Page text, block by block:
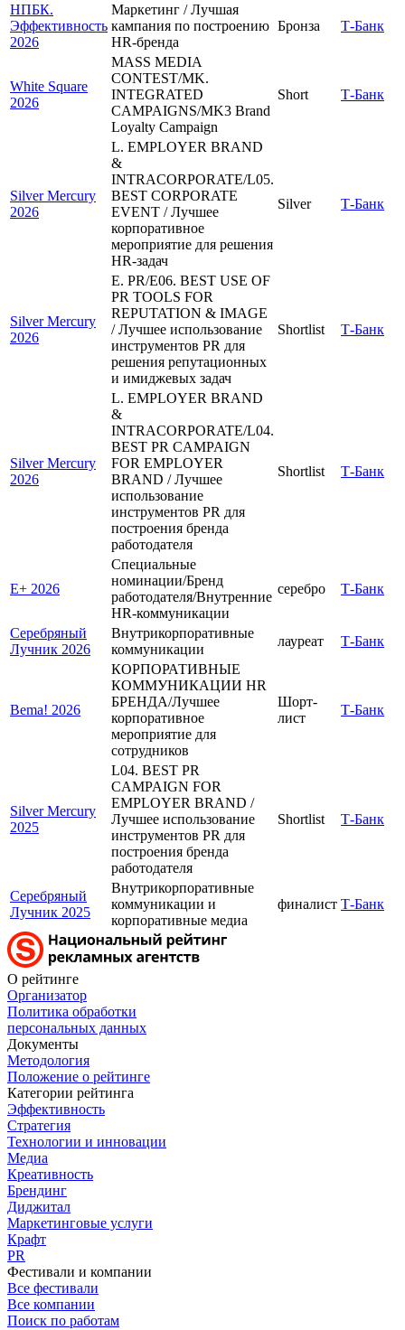
НПБК.
Эффективность
2026
Маркетинг / Лучшая
кампания по построению
HR-бренда
Бронза Т-Банк
White Square
2026
MASS MEDIA
CONTEST/MK.
INTEGRATED
CAMPAIGNS/MK3 Brand
Loyalty Campaign
Short Т-Банк
Silver Mercury
2026
L. EMPLOYER BRAND
&
INTRACORPORATE/L05.
BEST CORPORATE
EVENT / Лучшее
корпоративное
мероприятие для решения
HR-задач
Silver Т-Банк
Silver Mercury
2026
E. PR/E06. BEST USE OF
PR TOOLS FOR
REPUTATION & IMAGE
/ Лучшее использование
инструментов PR для
решения репутационных
и имиджевых задач
Shortlist Т-Банк
Silver Mercury
2026
L. EMPLOYER BRAND
&
INTRACORPORATE/L04.
BEST PR CAMPAIGN
FOR EMPLOYER
BRAND / Лучшее
использование
инструментов PR для
построения бренда
работодателя
Shortlist Т-Банк
E+ 2026
Специальные
номинации/Бренд
работодателя/Внутренние
HR-коммуникации
серебро Т-Банк
Серебряный
Лучник 2026
Внутрикорпоративные
коммуникации
лауреат Т-Банк
Bema! 2026
КОРПОРАТИВНЫЕ
КОММУНИКАЦИИ HR
БРЕНДА/Лучшее
корпоративное
мероприятие для
сотрудников
Шорт-
лист
Т-Банк
Silver Mercury
2025
L04. BEST PR
CAMPAIGN FOR
EMPLOYER BRAND /
Лучшее использование
инструментов PR для
построения бренда
работодателя
Shortlist Т-Банк
Серебряный
Лучник 2025
Внутрикорпоративные
коммуникации и
корпоративные медиа
финалист Т-Банк
О рейтинге
Организатор
Политика обработки
персональных данных
Документы
Методология
Положение о рейтинге
Категории рейтинга
Эффективность
Стратегия
Технологии и инновации
Медиа
Креативность
Брендинг
Диджитал
Маркетинговые услуги
Крафт
PR
Фестивали и компании
Все фестивали
Все компании
Поиск по работам